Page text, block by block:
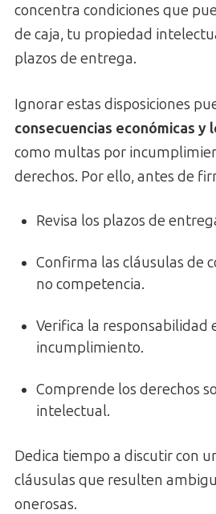
concentra condiciones que
de caja, tu propiedad
plazos de entrega.
Ignorar estas disposiciones
consecuencias económicas y
como multas por
derechos. Por ello, antes de
Revisa los plazos de
Confirma las cláusulas de
no competencia.
Verifica la responsabilidad
incumplimiento.
Comprende los derechos
intelectual.
Dedica tiempo a discutir con
cláusulas que resulten
onerosas.